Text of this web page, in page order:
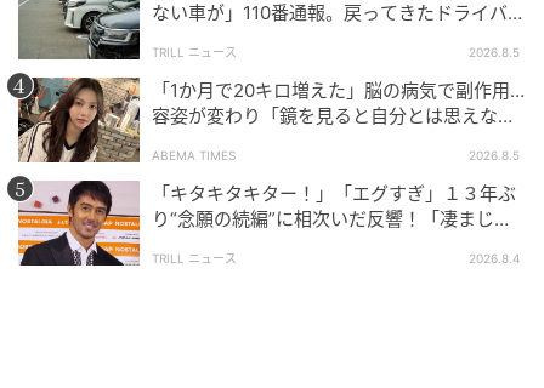
「幼稚園に行きたくない」と言われて、ナツキくんの
ことが頭をよぎるママ。その後、気を持ち直して幼稚
園に行くことにした娘の姿に、不安がこみ上げてき
て…。
朝の様子を先生に話してみると、「気にして見ておき
ない車が」110番通報。戻ってきたドライバー
TRILL ニュース 2026.8.5
「1か月で20キロ増えた」脳の病気で副作用…
容姿が変わり「鏡を見ると自分とは思えなか
ABEMA TIMES 2026.8.5
「キタキタキター！」「エグすぎ」１３年ぶ
り“念願の続編”に相次いだ反響！「凄まじく
TRILL ニュース 2026.8.4